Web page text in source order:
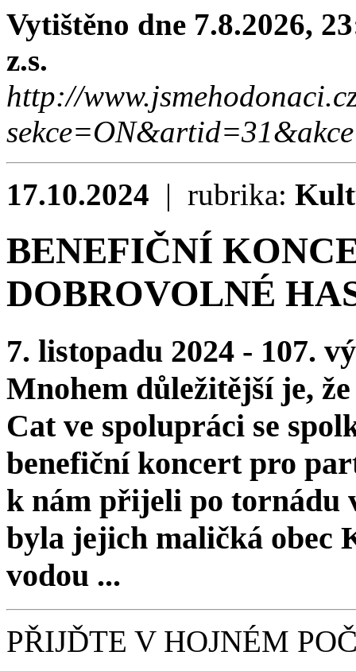
Vytištěno dne 7.8.2026,
z.s.
http://
17.10.2024 | rubrika:
BENEFIČNÍ
DOBROVOLNÉ
7. listopadu 2024 - 107.
Mnohem důležitější je,
Cat ve spolupráci se
benefiční koncert pro
k nám přijeli po tornádu
byla jejich maličká obec
vodou ...
PŘIJĎTE V HOJNÉM